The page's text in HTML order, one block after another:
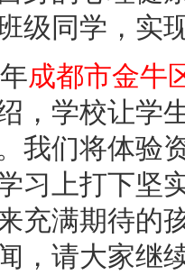
级同学，实
成都市金牛
，学校让学
我们将体验
习上打下坚
充满期待的
，请大家继